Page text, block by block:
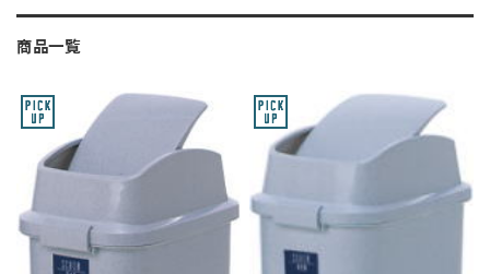
商品一覧